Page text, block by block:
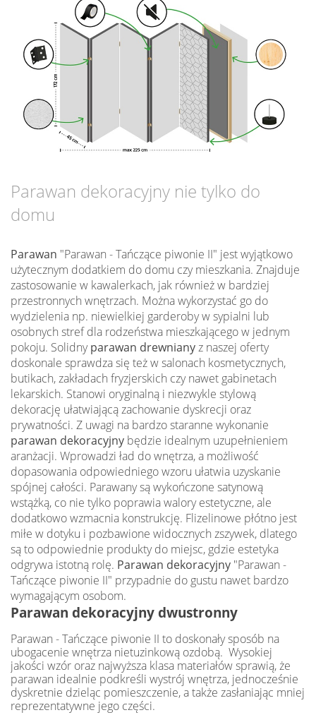
Parawan dekoracyjny nie tylko do
domu
Parawan "Parawan - Tańczące piwonie II" jest wyjątkowo
użytecznym dodatkiem do domu czy mieszkania. Znajduje
zastosowanie w kawalerkach, jak również w bardziej
przestronnych wnętrzach. Można wykorzystać go do
wydzielenia np. niewielkiej garderoby w sypialni lub
osobnych stref dla rodzeństwa mieszkającego w jednym
pokoju. Solidnyparawan drewnianyz naszej oferty
doskonale sprawdza się też w salonach kosmetycznych,
butikach, zakładach fryzjerskich czy nawet gabinetach
lekarskich. Stanowi oryginalną i niezwykle stylową
dekorację ułatwiającą zachowanie dyskrecji oraz
prywatności. Z uwagi na bardzo staranne wykonanie
parawan dekoracyjny będzie idealnym uzupełnieniem
aranżacji. Wprowadzi ład do wnętrza, a możliwość
dopasowania odpowiedniego wzoru ułatwia uzyskanie
spójnej całości. Parawany są wykończone satynową
wstążką, co nie tylko poprawia walory estetyczne, ale
dodatkowo wzmacnia konstrukcję. Flizelinowe płótno jest
miłe w dotyku i pozbawione widocznych zszywek, dlatego
są to odpowiednie produkty do miejsc, gdzie estetyka
odgrywa istotną rolę. Parawan dekoracyjny "Parawan -
Tańczące piwonie II" przypadnie do gustu nawet bardzo
wymagającym osobom.
Parawan dekoracyjny dwustronny
Parawan - Tańczące piwonie II to doskonały sposób na
ubogacenie wnętrza nietuzinkową ozdobą. Wysokiej
jakości wzór oraz najwyższa klasa materiałów sprawią, że
parawan idealnie podkreśli wystrój wnętrza, jednocześnie
dyskretnie dzieląc pomieszczenie, a także zasłaniając mniej
reprezentatywne jego części.